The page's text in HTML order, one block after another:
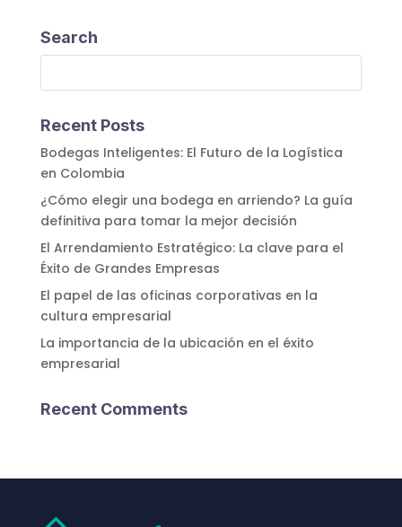
Search
Recent Posts
Bodegas Inteligentes: El Futuro de la Logística
en Colombia
¿Cómo elegir una bodega en arriendo? La guía
definitiva para tomar la mejor decisión
El Arrendamiento Estratégico: La clave para el
Éxito de Grandes Empresas
El papel de las oficinas corporativas en la
cultura empresarial
La importancia de la ubicación en el éxito
empresarial
Recent Comments